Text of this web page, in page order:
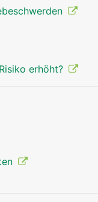
erhöht?